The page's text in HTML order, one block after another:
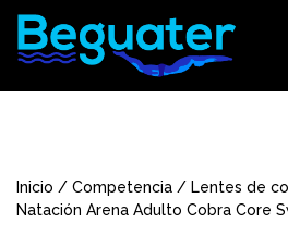
Inicio / Competencia / Lentes de
Natación Arena Adulto Cobra Core